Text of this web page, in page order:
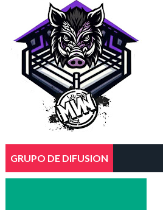
GRUPO DE DIFUSION